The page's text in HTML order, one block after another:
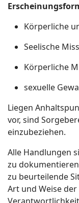
Körperliche
Seelische
Körperliche
sexuelle
Liegen
vor, sind
einzubeziehen.
Alle Handlungen
zu
zu beurteilende
Art und Weise